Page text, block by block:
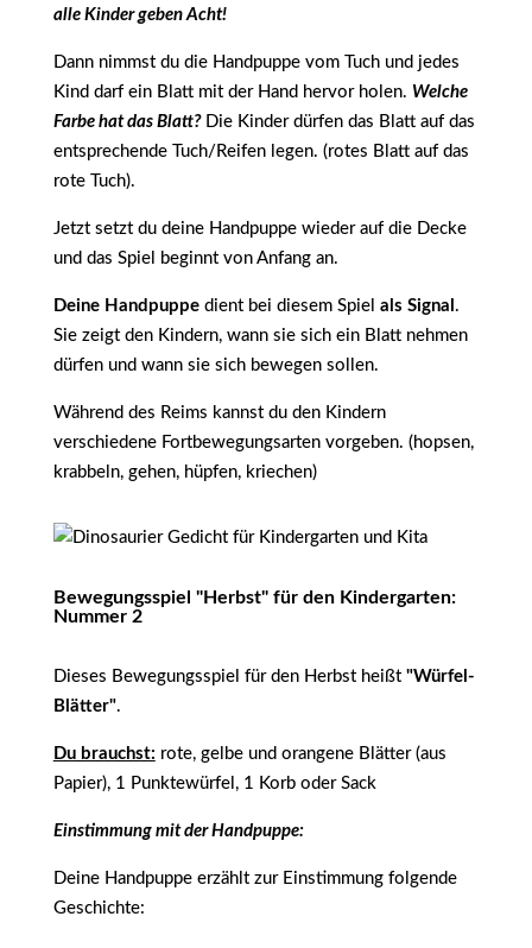
alle Kinder geben Acht!
Dann nimmst du die Handpuppe vom Tuch und jedes
Kind darf ein Blatt mit der Hand hervor holen. Welche
Farbe hat das Blatt?Die Kinder dürfen das Blatt auf das
entsprechende Tuch/Reifen legen. (rotes Blatt auf das
rote Tuch).
Jetzt setzt du deine Handpuppe wieder auf die Decke
und das Spiel beginnt von Anfang an.
Deine Handpuppedient bei diesem Spiel als Signal .
Sie zeigt den Kindern, wann sie sich ein Blatt nehmen
dürfen und wann sie sich bewegen sollen.
Während des Reims kannst du den Kindern
verschiedene Fortbewegungsarten vorgeben. (hopsen,
krabbeln, gehen, hüpfen, kriechen)
Bewegungsspiel "Herbst" für den Kindergarten:
Nummer 2
Dieses Bewegungsspiel für den Herbst heißt "Würfel-
Blätter".
Du brauchst: rote, gelbe und orangene Blätter (aus
Papier), 1 Punktewürfel, 1 Korb oder Sack
Einstimmung mit der Handpuppe:
Deine Handpuppe erzählt zur Einstimmung folgende
Geschichte: